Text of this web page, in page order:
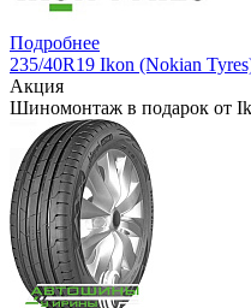
Подробнее
235/40R19 Ikon (Nokian
Акция
Шиномонтаж в подарок от